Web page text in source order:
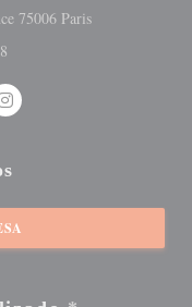
75006 Paris((abre numa
nova janela))
numa nova janela))
Instagram ((abre numa